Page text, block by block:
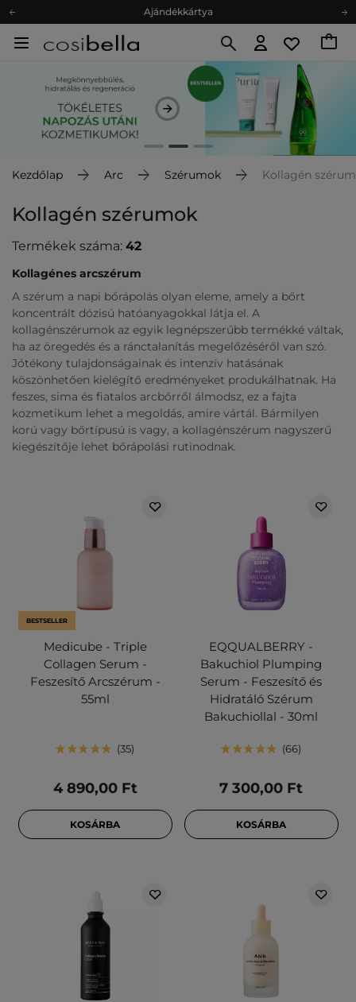
Ajándékkártya
Ingyenes szállítás 15 000 Ft-tól
Ökológia
Ajándékkártya
Kezdőlap Arc Szérumok Kollagén
Kollagén szérumok
Termékek száma: 42
Kollagénes arcszérum
A szérum a napi bőrápolás olyan eleme, amely a bőrt
koncentrált dózisú hatóanyagokkal látja el. A
kollagénszérumok az egyik legnépszerűbb termékké váltak,
ha az öregedés és a ránctalanítás megelőzéséről van szó.
Jótékony tulajdonságainak és intenzív hatásának
köszönhetően kielégítő eredményeket produkálhatnak. Ha
feszes, sima és fiatalos arcbőrről álmodsz, ez a fajta
kozmetikum lehet a megoldás, amire vártál. Bármilyen
korú vagy bőrtípusú is vagy, a kollagénszérum nagyszerű
kiegészítője lehet bőrápolási rutinodnak.
BESTSELLER
Medicube - Triple
Collagen Serum -
Feszesítő Arcszérum -
55ml
35
4 890,00 Ft
KOSÁRBA
EQQUALBERRY -
Bakuchiol Plumping
Serum - Feszesítő és
Hidratáló Szérum
Bakuchiollal - 30ml
66
7 300,00 Ft
KOSÁRBA